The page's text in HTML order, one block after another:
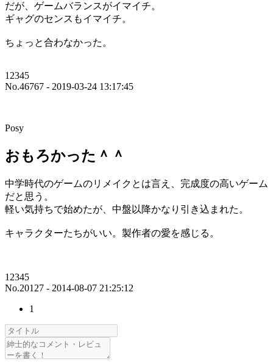
だが、ゲームバランスがイマイチ。
ギャグのセンスもイマイチ。
ちょっと合わなかった。
12345
No.46767 - 2019-03-24 13:17:45
Posy
おもろかった＾＾
中学時代のゲームのリメイクとは言え、完成度の高いゲーム
だと思う。
軽い気持ちで始めたが、中盤以降かなり引き込まれた。
キャラクターたちがいい。製作者の愛を感じる。
12345
No.20127 - 2014-08-07 21:25:12
1